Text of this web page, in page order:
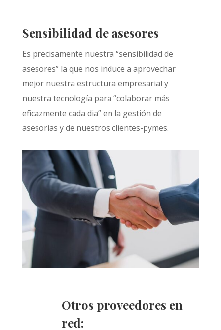
Sensibilidad de asesores
Es precisamente nuestra “sensibilidad de
asesores” la que nos induce a aprovechar
mejor nuestra estructura empresarial y
nuestra tecnología para “colaborar más
eficazmente cada dia” en la gestión de
asesorías y de nuestros clientes-pymes.
Otros proveedores en
red: